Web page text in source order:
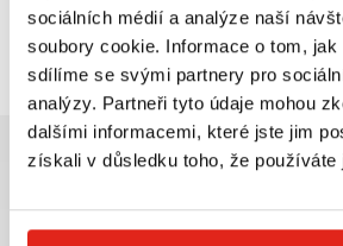
sociálních médií a analýze naší
soubory cookie. Informace o tom, jak
sdílíme se svými partnery pro
analýzy. Partneři tyto údaje mohou
dalšími informacemi, které jste jim
získali v důsledku toho, že používáte
Prohlédli jste si2z 2